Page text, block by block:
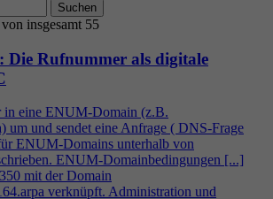
Suchen
insgesamt 55
Rufnummer als digitale
in eine ENUM-Domain (z.B.
um und sendet eine Anfrage ( DNS-Frage
ENUM-Domains unterhalb von
ENUM-Domainbedingungen [...]
mit der Domain
verknüpft. Administration und